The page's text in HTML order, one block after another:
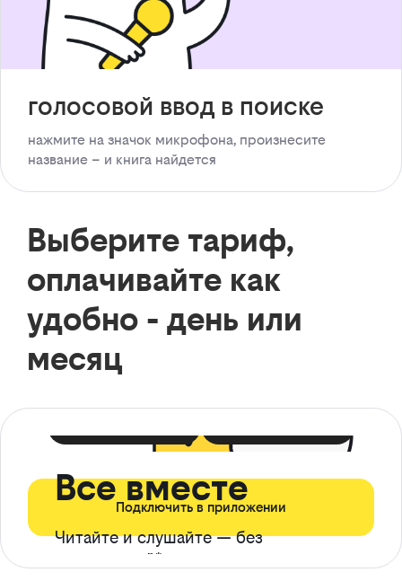
голосовой ввод в поиске
нажмите на значок микрофона, произнесите
название – и книга найдется
Выберите тариф,
оплачивайте как
удобно - день или
месяц
Все вместе
Читайте и слушайте — без
ограничений*
Подключить в приложении